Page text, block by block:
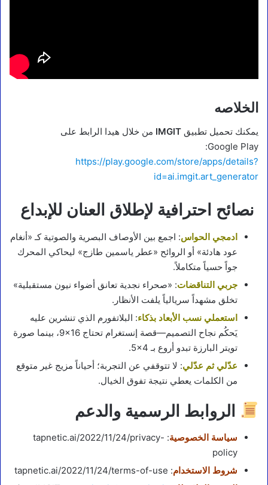
الخلاصه
يمكنك تحميل تطبيق lMGlT من خلال هيدا الرابط على
Google Play:
https://play.google.com/store/apps/details?
id=ai.imgit.art_generator
نصائح احترافية لإطلاق العنان للإبداع
ادمجي الحواس: اجمع بين الأوصاف البصرية والصوتية كـ «أنغام
عود هادئة» أو الروائح «عطر ياسمين طازج» ليحاكي المحرك
جواً حسياً متكاملاً.
جربي التناقضات: «صحراء نجدية تعانق أضواء نيون مستقبلية»
تخلق مشهداً سريالياً يلفت الأنظار.
استعملي نسب الأبعاد بذكاء: البلاتفورم الذي تنشرين عليه
يَحكُم نجاح التصميم—قصة إنستغرام تحتاج ‎9×16‎، بينما صورة
تويتر البارزة تبدو أروع بـ ‎5×4‎.
عدّلي ثم عدّلي: لا تتوقفي عن التجربة؛ أحياناً مزيج غير متوقع
من الكلمات يعطي نتيجة تفوق الخيال.
الروابط الرسمية والدعم
سياسة الخصوصية : tapnetic.ai/2022/11/24/privacy-
policy
شروط الاستخدام: tapnetic.ai/2022/11/24/terms-of-use